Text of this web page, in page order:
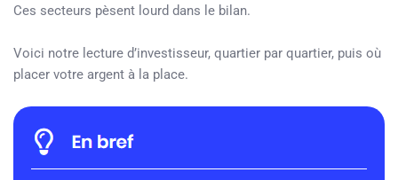
Ces secteurs pèsent lourd dans le bilan.
Voici notre lecture d’investisseur, quartier par quartier, puis où
placer votre argent à la place.